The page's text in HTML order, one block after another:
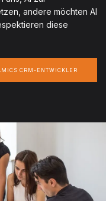
andere möchten AI
diese
CRM-ENTWICKLER